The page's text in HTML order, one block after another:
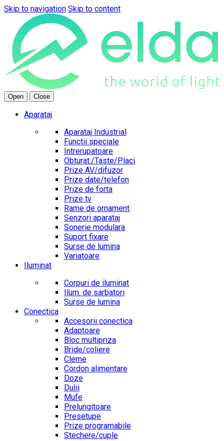
Skip to navigation Skip to content
Open Close
Aparataj
Aparataj Industrial
Functii speciale
Intrerupatoare
Obturat./Taste/Placi
Prize AV/difuzor
Prize date/telefon
Prize de forta
Prize tv
Rame de ornament
Senzori aparataj
Sonerie modulara
Suport fixare
Surse de lumina
Variatoare
Iluminat
Corpuri de iluminat
Ilum. de sarbatori
Surse de lumina
Conectica
Accesorii conectica
Adaptoare
Bloc multipriza
Bride/coliere
Cleme
Cordon alimentare
Doze
Dulii
Mufe
Prelungitoare
Presetupe
Prize programabile
Stechere/cuple